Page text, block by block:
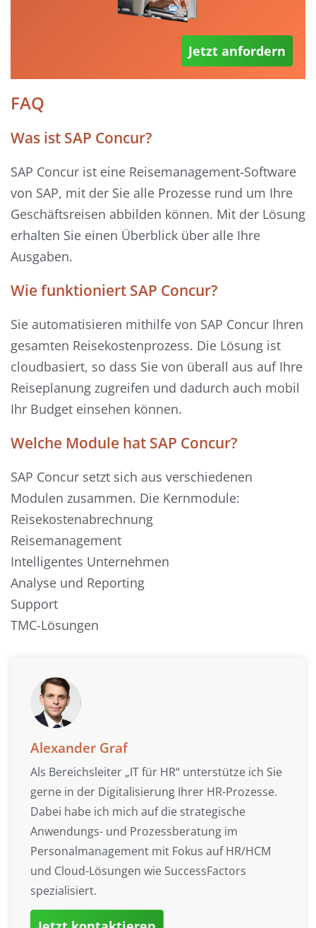
Jetzt anfordern
FAQ
Was ist SAP Concur?
SAP Concur ist eine Reisemanagement-Software
von SAP, mit der Sie alle Prozesse rund um Ihre
Geschäftsreisen abbilden können. Mit der Lösung
erhalten Sie einen Überblick über alle Ihre
Ausgaben.
Wie funktioniert SAP Concur?
Sie automatisieren mithilfe von SAP Concur Ihren
gesamten Reisekostenprozess. Die Lösung ist
cloudbasiert, so dass Sie von überall aus auf Ihre
Reiseplanung zugreifen und dadurch auch mobil
Ihr Budget einsehen können.
Welche Module hat SAP Concur?
SAP Concur setzt sich aus verschiedenen
Modulen zusammen. Die Kernmodule:
Reisekostenabrechnung
Reisemanagement
Intelligentes Unternehmen
Analyse und Reporting
Support
TMC-Lösungen
Alexander Graf
Als Bereichsleiter „IT für HR“ unterstütze ich Sie
gerne in der Digitalisierung Ihrer HR-Prozesse.
Dabei habe ich mich auf die strategische
Anwendungs- und Prozessberatung im
Personalmanagement mit Fokus auf HR/HCM
und Cloud-Lösungen wie SuccessFactors
spezialisiert.